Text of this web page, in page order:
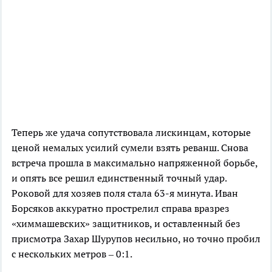
Теперь же удача сопутствовала лискинцам, которые
ценой немалых усилий сумели взять реванш. Снова
встреча прошла в максимально напряженной борьбе,
и опять все решил единственный точный удар.
Роковой для хозяев поля стала 63-я минута. Иван
Борсяков аккуратно прострелил справа вразрез
«химмашевских» защитников, и оставленный без
присмотра Захар Шурупов несильно, но точно пробил
с нескольких метров – 0:1.